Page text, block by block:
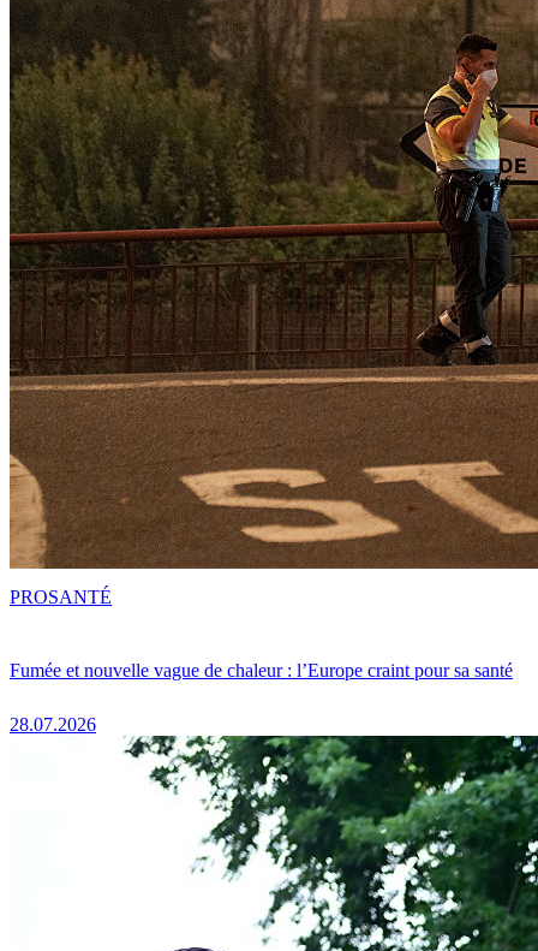
Fumée et nouvelle vague de chaleur : l’Europe craint pour sa santé
28.07.2026
PROSANTÉ